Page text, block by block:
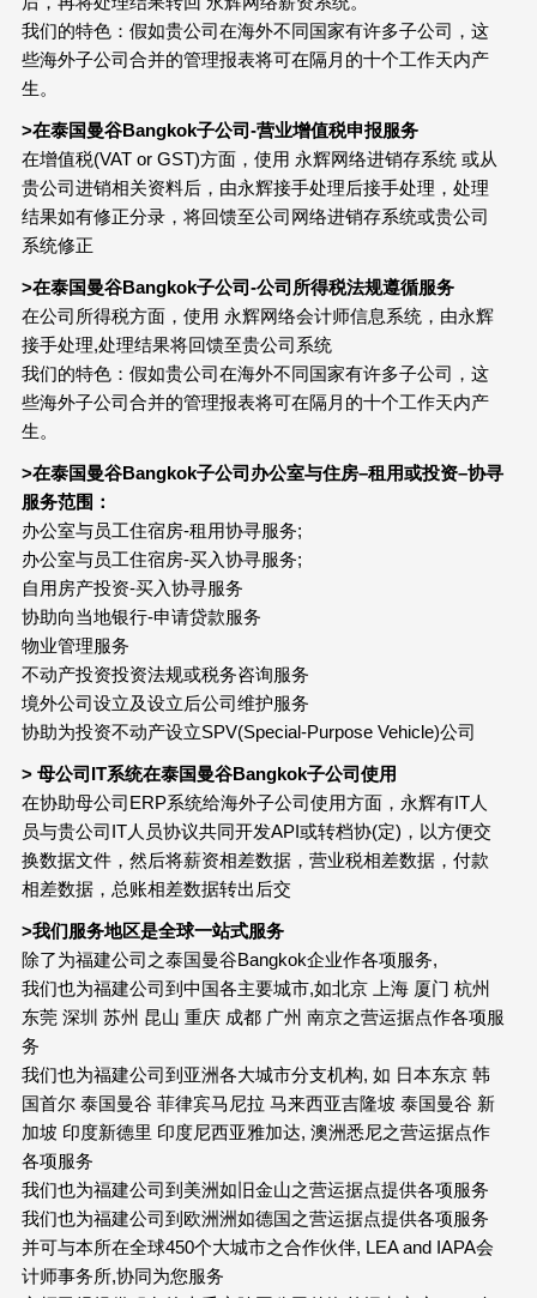
我们的特色：假如贵公司在海外不同国家有许多子公司，这
些海外子公司合并的管理报表将可在隔月的十个工作天内产
生。
>在泰国曼谷Bangkok子公司-营业增值税申报服务
在增值税(VAT or GST)方面，使用 永辉网络进销存系统 或从
贵公司进销相关资料后，由永辉接手处理后接手处理，处理
结果如有修正分录，将回馈至公司网络进销存系统或贵公司
系统修正
>在泰国曼谷Bangkok子公司-公司所得税法规遵循服务
在公司所得税方面，使用 永辉网络会计师信息系统，由永辉
接手处理,处理结果将回馈至贵公司系统
我们的特色：假如贵公司在海外不同国家有许多子公司，这
些海外子公司合并的管理报表将可在隔月的十个工作天内产
生。
>在泰国曼谷Bangkok子公司办公室与住房–租用或投资–协寻
服务范围：
办公室与员工住宿房-租用协寻服务;
办公室与员工住宿房-买入协寻服务;
自用房产投资-买入协寻服务
协助向当地银行-申请贷款服务
物业管理服务
不动产投资投资法规或税务咨询服务
境外公司设立及设立后公司维护服务
协助为投资不动产设立SPV(Special-Purpose Vehicle)公司
> 母公司IT系统在泰国曼谷Bangkok子公司使用
在协助母公司ERP系统给海外子公司使用方面，永辉有IT人
员与贵公司IT人员协议共同开发API或转档协(定)，以方便交
换数据文件，然后将薪资相差数据，营业税相差数据，付款
相差数据，总账相差数据转出后交
>我们服务地区是全球一站式服务
除了为福建公司之泰国曼谷Bangkok企业作各项服务,
我们也为福建公司到中国各主要城市,如北京 上海 厦门 杭州
东莞 深圳 苏州 昆山 重庆 成都 广州 南京之营运据点作各项服
务
我们也为福建公司到亚洲各大城市分支机构, 如 日本东京 韩
国首尔 泰国曼谷 菲律宾马尼拉 马来西亚吉隆坡 泰国曼谷 新
加坡 印度新德里 印度尼西亚雅加达, 澳洲悉尼之营运据点作
各项服务
我们也为福建公司到美洲如旧金山之营运据点提供各项服务
我们也为福建公司到欧洲洲如德国之营运据点提供各项服务
并可与本所在全球450个大城市之合作伙伴, LEA and IAPA会
计师事务所,协同为您服务